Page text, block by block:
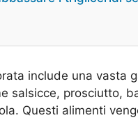
include una vasta
salsicce, prosciutto,
Questi alimenti